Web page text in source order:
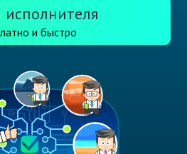
и быстро